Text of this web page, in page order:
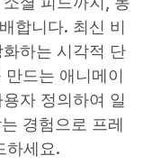
합니다. 최신 비
하는 시각적 단
드는 애니메이
자 정의하여 일
경험으로 프레
하세요.